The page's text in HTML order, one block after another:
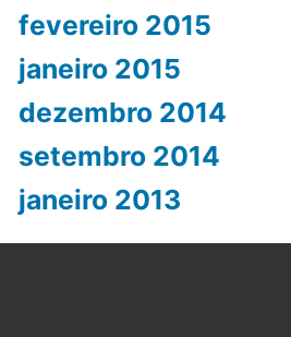
fevereiro 2015
janeiro 2015
dezembro 2014
setembro 2014
janeiro 2013